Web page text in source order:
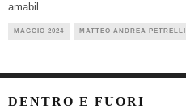
amabil ...
MAGGIO 2024 MATTEO ANDREA PETRELLI
DENTRO E FUORI